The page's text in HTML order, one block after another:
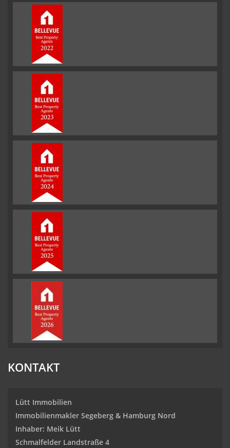
KONTAKT
Lütt Immobilien
Immobilienmakler Segeberg & Hamburg Nord
Inhaber: Meik Lütt
Schmalfelder Landstraße 4